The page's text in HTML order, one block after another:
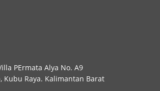
PErmata Alya No. A9
Kubu Raya. Kalimantan Barat